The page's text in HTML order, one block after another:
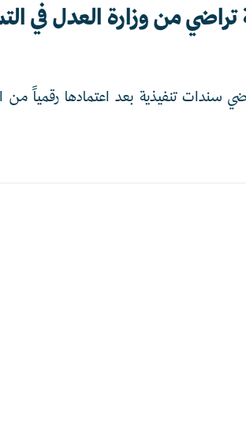
من وزارة العدل في
سندات تنفيذية بعد اعتمادها رقمياً